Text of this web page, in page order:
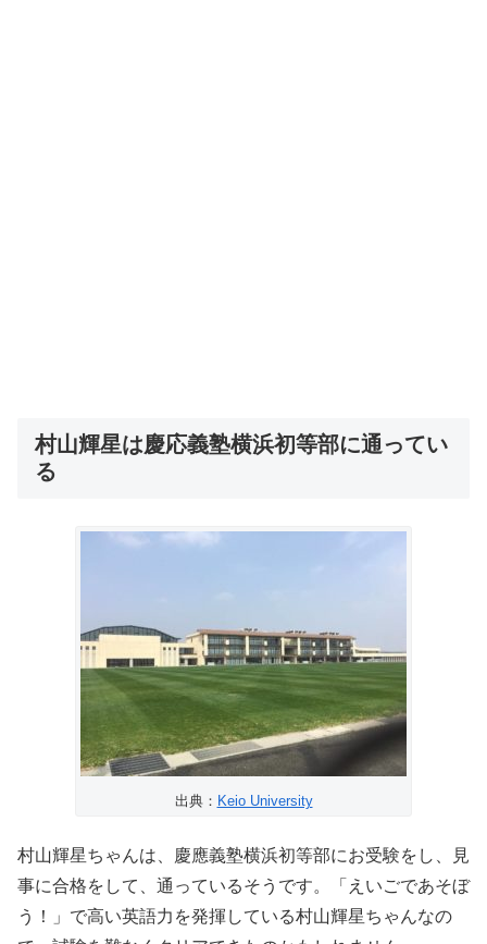
村山輝星は慶応義塾横浜初等部に通ってい
る
出典： Keio University
村山輝星ちゃんは、慶應義塾横浜初等部にお受験をし、見
事に合格をして、通っているそうです。「えいごであそぼ
う！」で高い英語力を発揮している村山輝星ちゃんなの